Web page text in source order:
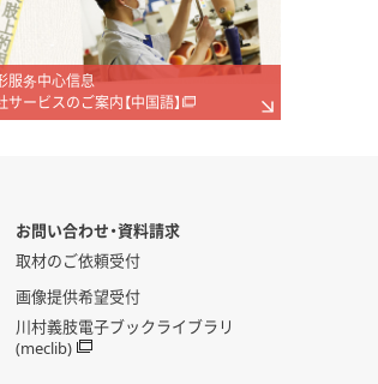
服务中心信息
サービスのご案内【中国語】
お問い合わせ・資料請求
取材のご依頼受付
画像提供希望受付
川村義肢電子ブックライブラリ
(meclib)